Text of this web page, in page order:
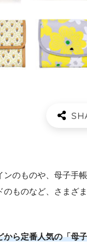
のものや、母子手
ものなど、さまざ
ら定番人気の「母